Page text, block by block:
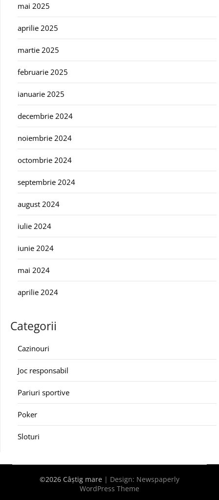
mai 2025
aprilie 2025
martie 2025
februarie 2025
ianuarie 2025
decembrie 2024
noiembrie 2024
octombrie 2024
septembrie 2024
august 2024
iulie 2024
iunie 2024
mai 2024
aprilie 2024
Categorii
Cazinouri
Joc responsabil
Pariuri sportive
Poker
Sloturi
©2026 Câștig mare | Design: Newspaperly
WordPress Theme